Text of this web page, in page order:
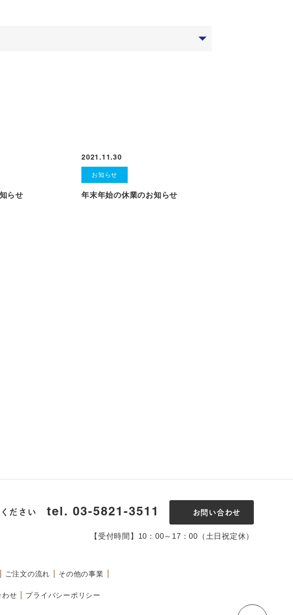
らせ
2021.11.30
お知らせ
年末年始の休業のお知らせ
ださい tel. 03-5821-3511 お問い合わせ
【受付時間】10：00～17：00（土日祝定休）
ご注文の流れ その他の事業
わせ プライバシーポリシー